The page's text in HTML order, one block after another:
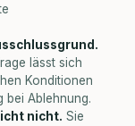
lässt sich
Konditionen
bei Ablehnung.
nicht. Sie